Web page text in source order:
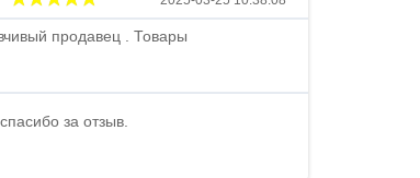
продавец . Товары
за отзыв.